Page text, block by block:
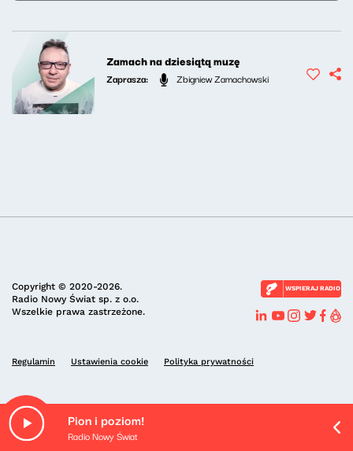
Pion i poziom!
Radio Nowy Świat
Zamach na dziesiątą muzę
Zaprasza: Zbigniew Zamachowski
Copyright © 2020-2026.
Radio Nowy Świat sp. z o.o.
Wszelkie prawa zastrzeżone.
WSPIERAJ RADIO
Regulamin Ustawienia cookie Polityka prywatności